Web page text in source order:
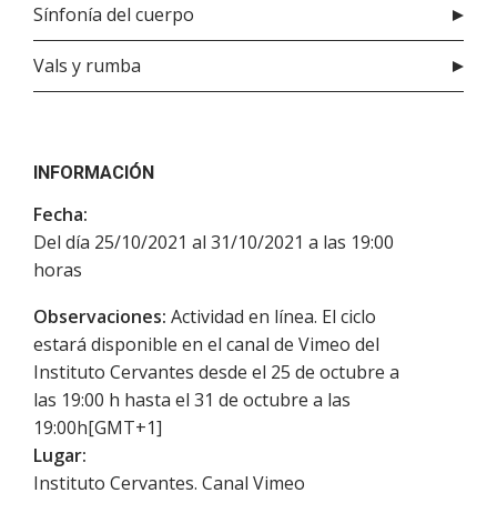
Sínfonía del cuerpo
Vals y rumba
INFORMACIÓN
Fecha:
Del día 25/10/2021 al 31/10/2021 a las 19:00
horas
Observaciones: Actividad en línea. El ciclo
estará disponible en el canal de Vimeo del
Instituto Cervantes desde el 25 de octubre a
las 19:00 h hasta el 31 de octubre a las
19:00h[GMT+1]
Lugar:
Instituto Cervantes. Canal Vimeo